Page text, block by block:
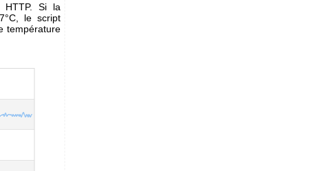
HTTP. Si la
le script
température